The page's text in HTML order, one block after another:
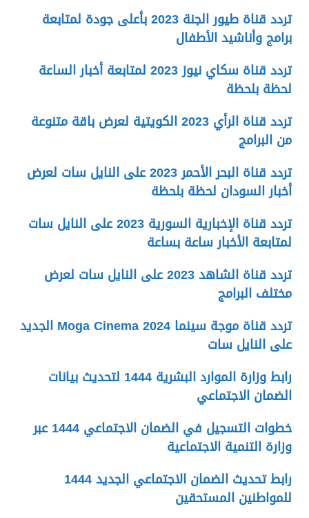
تردد قناة طيور الجنة 2023 بأعلى جودة لمتابعة
برامج وأناشيد الأطفال
تردد قناة سكاي نيوز 2023 لمتابعة أخبار الساعة
لحظة بلحظة
تردد قناة الرأي 2023 الكويتية لعرض باقة متنوعة
من البرامج
تردد قناة البحر الأحمر 2023 على النايل سات لعرض
أخبار السودان لحظة بلحظة
تردد قناة الإخبارية السورية 2023 على النايل سات
لمتابعة الأخبار ساعة بساعة
تردد قناة الشاهد 2023 على النايل سات لعرض
مختلف البرامج
تردد قناة موجة سينما 2024 Moga Cinema الجديد
على النايل سات
رابط وزارة الموارد البشرية 1444 لتحديث بيانات
الضمان الاجتماعي
خطوات التسجيل في الضمان الاجتماعي 1444 عبر
وزارة التنمية الاجتماعية
رابط تحديث الضمان الاجتماعي الجديد 1444
للمواطنين المستحقين